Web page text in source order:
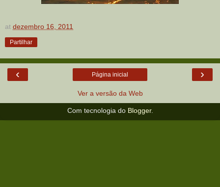
at dezembro 16, 2011
Partilhar
‹ ›
Página inicial
Ver a versão da Web
Com tecnologia do Blogger.